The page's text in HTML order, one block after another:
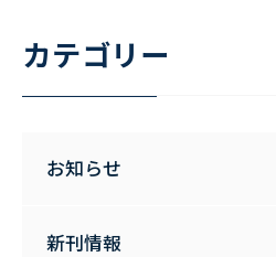
カテゴリー
お知らせ
新刊情報